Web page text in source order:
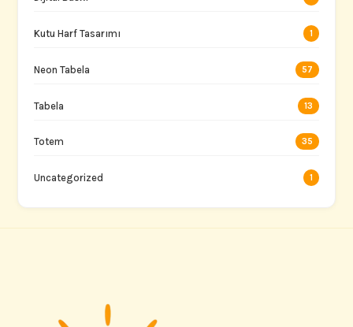
Kutu Harf Tasarımı 1
Neon Tabela 57
Tabela 13
Totem 35
Uncategorized 1